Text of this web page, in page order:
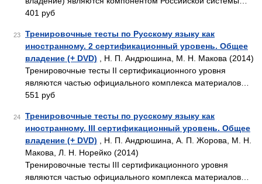
401 руб
23
Тренировочные тесты по Русскому языку как
иностранному. 2 сертификационный уровень. Общее
владение (+ DVD) , Н. П. Андрюшина, М. Н. Макова (2014)
Тренировочные тесты II сертификационного уровня
являются частью официального комплекса материалов…
551 руб
24
Тренировочные тесты по русскому языку как
иностранному. III сертификационный уровень. Общее
владение (+ DVD) , Н. П. Андрюшина, А. П. Жорова, М. Н.
Макова, Л. Н. Норейко (2014)
Тренировочные тесты III сертификационного уровня
являются частью официального комплекса материалов…